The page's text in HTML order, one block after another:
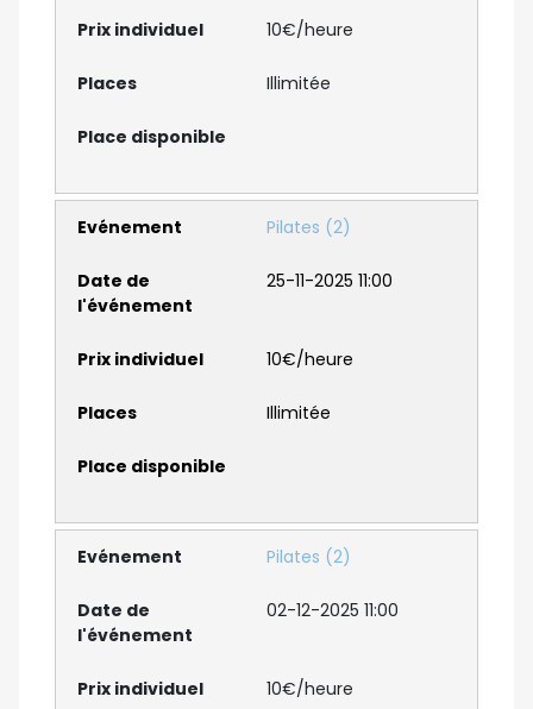
10€/heure
Illimitée
Pilates (2)
25-11-2025 11:00
10€/heure
Illimitée
Pilates (2)
02-12-2025 11:00
10€/heure